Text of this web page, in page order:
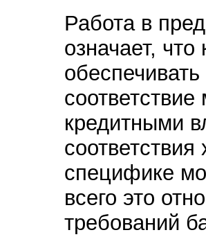
Работа в
означает,
кредитными
соответствия
специфике
всего это
требований